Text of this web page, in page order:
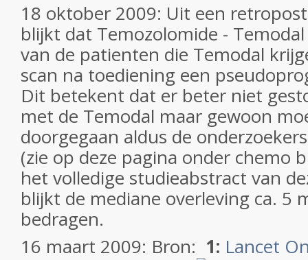
18 oktober 2009: Uit een
blijkt dat Temozolomide -
van de patienten die Temodal
scan na toediening een
Dit betekent dat er beter niet
met de Temodal maar gewoon
doorgegaan aldus de
(zie op deze pagina onder chemo
het volledige studieabstract van
blijkt de mediane overleving ca. 5
bedragen.
16 maart 2009: Bron: 1: Lancet